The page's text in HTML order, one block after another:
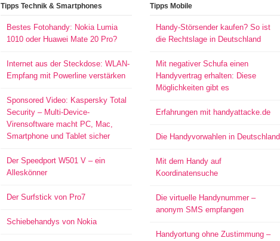
Tipps Technik & Smartphones
Bestes Fotohandy: Nokia Lumia
1010 oder Huawei Mate 20 Pro?
Internet aus der Steckdose: WLAN-
Empfang mit Powerline verstärken
Sponsored Video: Kaspersky Total
Security – Multi-Device-
Virensoftware macht PC, Mac,
Smartphone und Tablet sicher
Der Speedport W501 V – ein
Alleskönner
Der Surfstick von Pro7
Schiebehandys von Nokia
Tipps Mobile
Handy-Störsender kaufen? So ist
die Rechtslage in Deutschland
Mit negativer Schufa einen
Handyvertrag erhalten: Diese
Möglichkeiten gibt es
Erfahrungen mit handyattacke.de
Die Handyvorwahlen in Deutschland
Mit dem Handy auf
Koordinatensuche
Die virtuelle Handynummer –
anonym SMS empfangen
Handyortung ohne Zustimmung –